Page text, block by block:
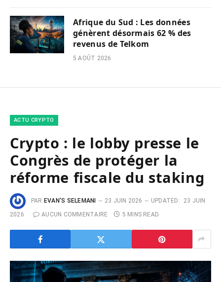
Afrique du Sud : Les données
génèrent désormais 62 % des
revenus de Telkom
5 AOÛT 2026
ACTU CRYPTO
Crypto : le lobby presse le
Congrès de protéger la
réforme fiscale du staking
PAR EVAN'S SELEMANI 23 JUIN 2026 UPDATED:
23 JUIN
2026
AUCUN COMMENTAIRE 5 MINS READ